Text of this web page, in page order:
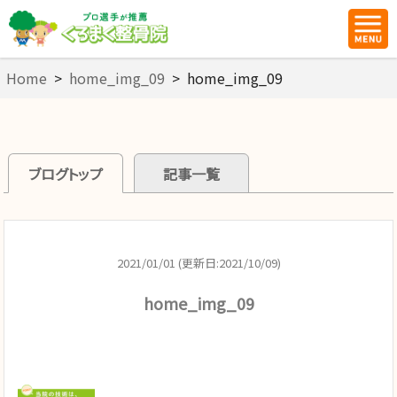
Home > home_img_09 > home_img_09
ブログトップ 記事一覧
2021/01/01 (更新日:2021/10/09)
home_img_09